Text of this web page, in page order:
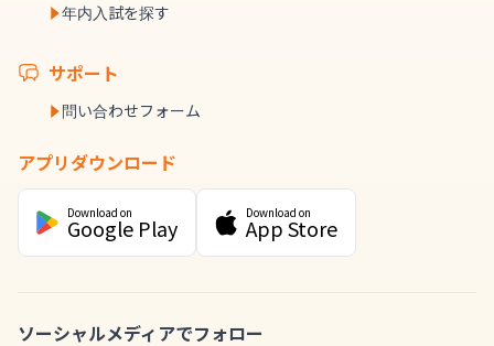
年内入試を探す
サポート
問い合わせフォーム
アプリダウンロード
Download on
Google Play
Download on
App Store
ソーシャルメディアでフォロー